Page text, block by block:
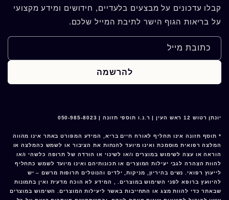
קבלו עדכונים על מבצעים בלעדיים, חידושים ומידע מקצועי
על בריאות הגוף הישר לתיבת המייל שלכם.
כתובת מייל
להרשמה
יונתן רטוש 12 ראש העין | ר.נ.ו תוספי תזונה | 050-985-8023
* תוסף תזונה אינו תחליף לאורח חיים בריא, המידע המפורט באתר אינו מהווה
המלצה רפואית מוסמכת ואינו מיועד להנחות את הציבור או לשמש כהמלצה או
הוראה או עצה לשימוש במוצרים ו/או לשינוי או הורדה של תרופה כלשהי ו/או
להוות הצהרה לגבי יעילות המוצרים או תכונותיהם ואינו מיועד לשמש כתחליף
לייעוץ רפואי. נשים בהיריון, מניקות, ילדים והנוטלים תרופות מרשם – יש
להיוועץ ברופא לפני השימוש במוצרים. , המידע לא הוכח מדעית ואין בתמונות
שבאתר כדי להוות מצג או התחייבות באשר ליעילות המוצרים. השימוש במוצרים